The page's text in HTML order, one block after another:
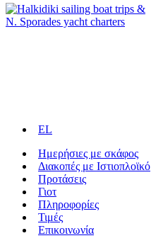
EL
Ημερήσιες με σκάφος
Διακοπές με Ιστιοπλοϊκό
Προτάσεις
Γιοτ
Πληροφορίες
Τιμές
Επικοινωνία